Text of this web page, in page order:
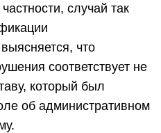
случай так
что
соответствует не
который был
об административном